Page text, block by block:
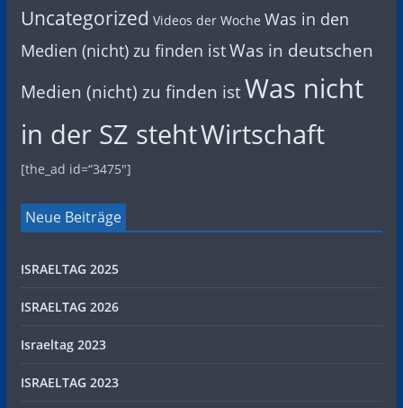
Uncategorized Videos der Woche Was in den
Medien (nicht) zu finden istWas in deutschen
Medien (nicht) zu finden istWas nicht
in der SZ stehtWirtschaft
[the_ad id=“3475″]
Neue Beiträge
ISRAELTAG 2025
ISRAELTAG 2026
Israeltag 2023
ISRAELTAG 2023